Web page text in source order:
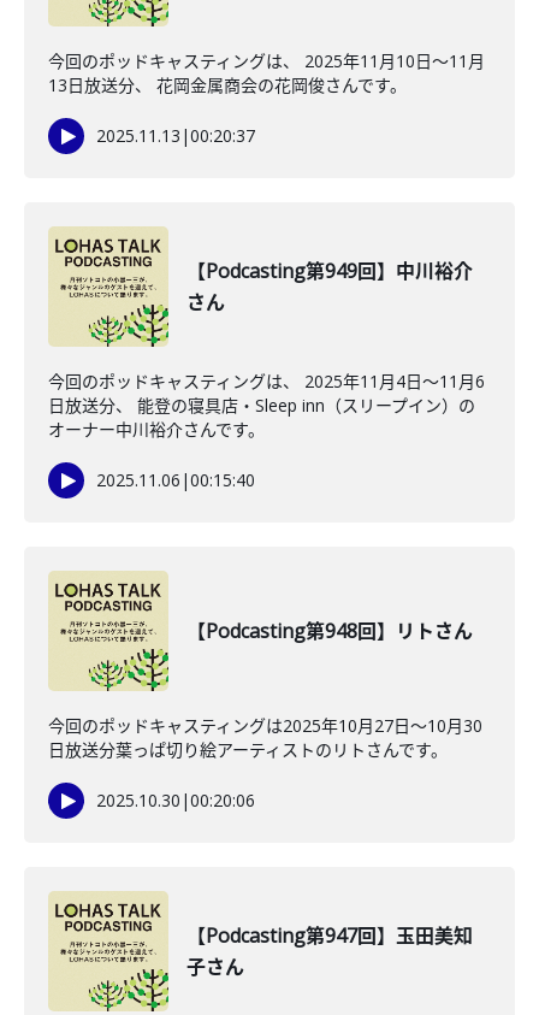
今回のポッドキャスティングは、 2025年11月10日〜11月
13日放送分、 花岡金属商会の花岡俊さんです。
2025.11.13 |00:20:37
【Podcasting第949回】中川裕介
さん
今回のポッドキャスティングは、 2025年11月4日〜11月6
日放送分、 能登の寝具店・Sleep inn（スリープイン）の
オーナー中川裕介さんです。
2025.11.06 |00:15:40
【Podcasting第948回】リトさん
今回のポッドキャスティングは2025年10月27日〜10月30
日放送分葉っぱ切り絵アーティストのリトさんです。
2025.10.30 |00:20:06
【Podcasting第947回】玉田美知
子さん